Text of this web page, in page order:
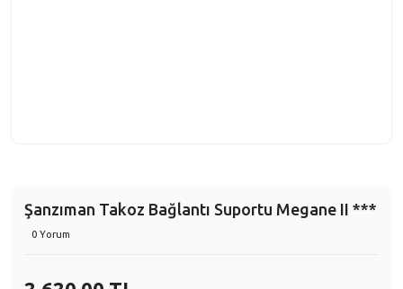
Şanzıman Takoz Bağlantı Suportu Megane II ***
0 Yorum